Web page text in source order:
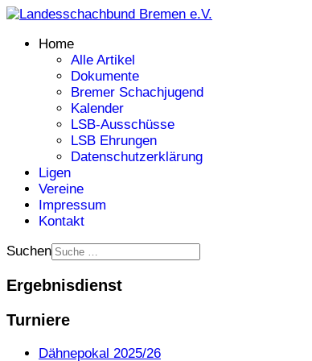
Home
Alle Artikel
Dokumente
Bremer Schachjugend
Kalender
LSB-Ausschüsse
LSB Ehrungen
Datenschutzerklärung
Ligen
Vereine
Impressum
Kontakt
Suchen
Ergebnisdienst
Turniere
Dähnepokal 2025/26